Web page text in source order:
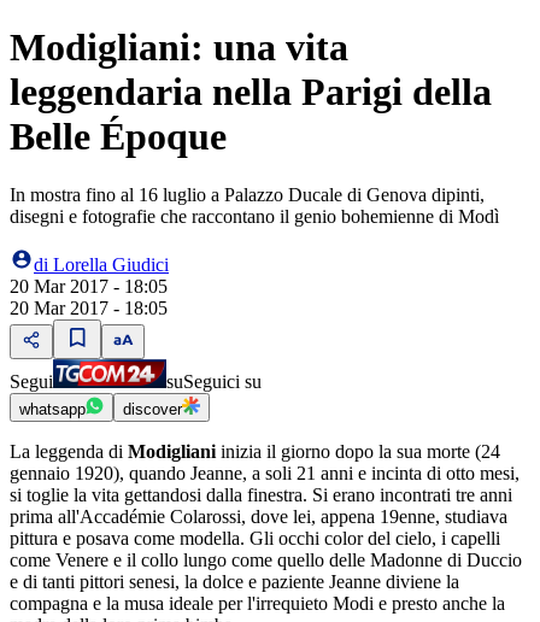
Modigliani: una vita
leggendaria nella Parigi della
Belle Époque
In mostra fino al 16 luglio a Palazzo Ducale di Genova dipinti,
disegni e fotografie che raccontano il genio bohemienne di Modì
di Lorella Giudici
20 Mar 2017 - 18:05
20 Mar 2017 - 18:05
Segui suSeguici su
whatsapp discover
La leggenda di Modigliani inizia il giorno dopo la sua morte (24
gennaio 1920), quando Jeanne, a soli 21 anni e incinta di otto mesi,
si toglie la vita gettandosi dalla finestra. Si erano incontrati tre anni
prima all'Accadémie Colarossi, dove lei, appena 19enne, studiava
pittura e posava come modella. Gli occhi color del cielo, i capelli
come Venere e il collo lungo come quello delle Madonne di Duccio
e di tanti pittori senesi, la dolce e paziente Jeanne diviene la
compagna e la musa ideale per l'irrequieto Modi e presto anche la